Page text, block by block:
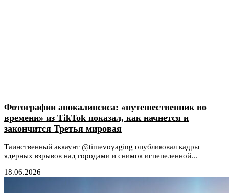
Фотографии апокалипсиса: «путешественник во
времени» из TikTok показал, как начнется и
закончится Третья мировая
Таинственный аккаунт @timevoyaging опубликовал кадры
ядерных взрывов над городами и снимок испепеленной...
18.06.2026